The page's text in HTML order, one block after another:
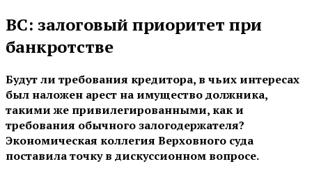
ВС: залоговый приоритет при
банкротстве
Будут ли требования кредитора, в чьих интересах
был наложен арест на имущество должника,
такими же привилегированными, как и
требования обычного залогодержателя?
Экономическая коллегия Верховного суда
поставила точку в дискуссионном вопросе.